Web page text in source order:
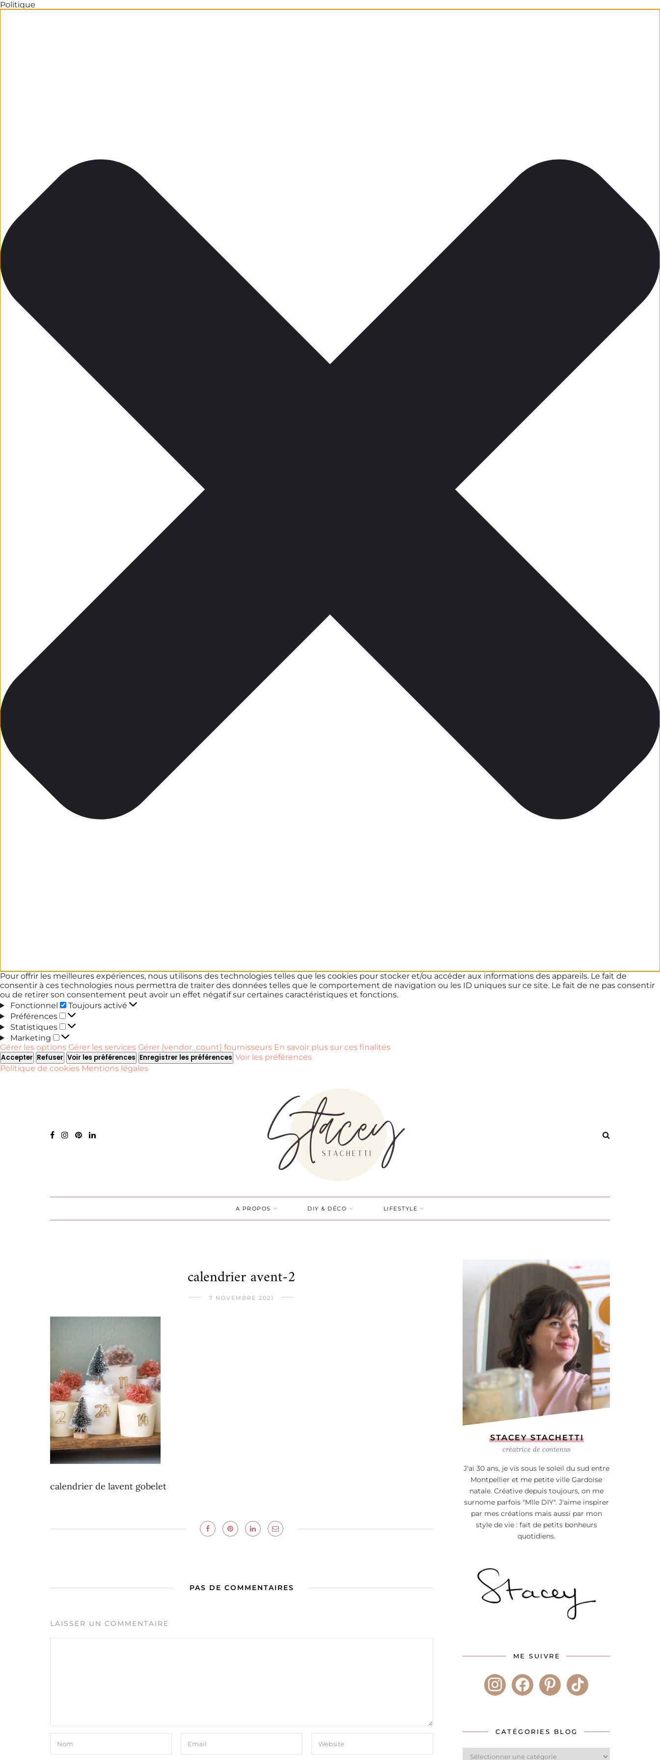
Politique
Pour offrir les meilleures expériences, nous utilisons des technologies telles que les cookies pour stocker et/ou accéder aux informations des appareils. Le fait de
consentir à ces technologies nous permettra de traiter des données telles que le comportement de navigation ou les ID uniques sur ce site. Le fait de ne pas consentir
ou de retirer son consentement peut avoir un effet négatif sur certaines caractéristiques et fonctions.
Fonctionnel
Fonctionnel
Toujours activé
Préférences
Préférences
Statistiques
Statistiques
Marketing
Marketing
Gérer les options Gérer les services Gérer {vendor_count} fournisseurs En savoir plus sur ces finalités
Accepter Refuser Voir les préférences Enregistrer les préférences Voir les préférences
Politique de cookies Mentions légales
A PROPOS DIY & DÉCO LIFESTYLE
calendrier avent-2
7 NOVEMBRE 2021
calendrier de lavent gobelet
PAS DE COMMENTAIRES
LAISSER UN COMMENTAIRE
STACEY STACHETTI
créatrice de contenus
J'ai 30 ans, je vis sous le soleil du sud entre
Montpellier et me petite ville Gardoise
natale. Créative depuis toujours, on me
surnome parfois "Mlle DIY". J'aime inspirer
par mes créations mais aussi par mon
style de vie : fait de petits bonheurs
quotidiens.
ME SUIVRE
instagramfacebookpinteresttiktok
CATÉGORIES BLOG
Catégories